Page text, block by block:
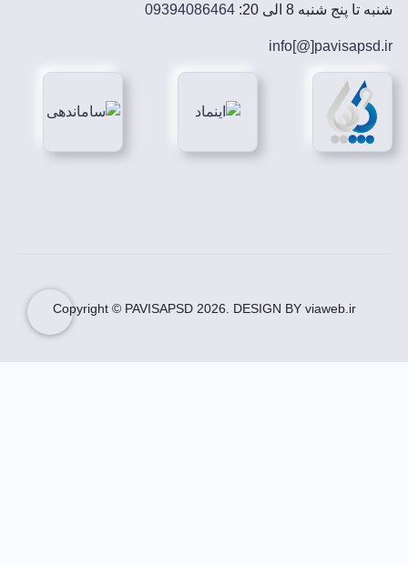
شنبه تا پنج شنبه 8 الی 20: 09394086464
info[@]pavisapsd.ir
Copyright © PAVISAPSD 2026 . DESIGN BY viaweb.ir